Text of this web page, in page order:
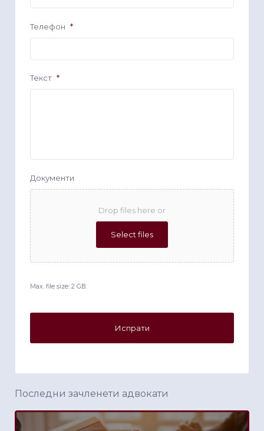
Телефон *
Текст *
Документи
Drop files here or
Select files
Max. file size: 2 GB.
Последни зачленети адвокати